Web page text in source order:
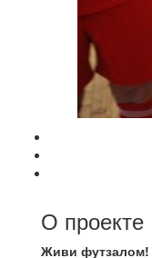
О проекте
Живи футзалом!